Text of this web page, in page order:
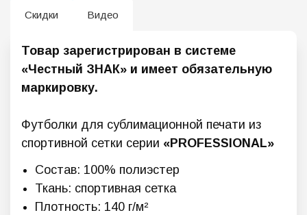
Скидки Видео
Товар зарегистрирован в системе
«Честный ЗНАК» и имеет обязательную
маркировку.
Футболки для сублимационной печати из
спортивной сетки серии «PROFESSIONAL»
Состав: 100% полиэстер
Ткань: спортивная сетка
Плотность: 140 г/м²